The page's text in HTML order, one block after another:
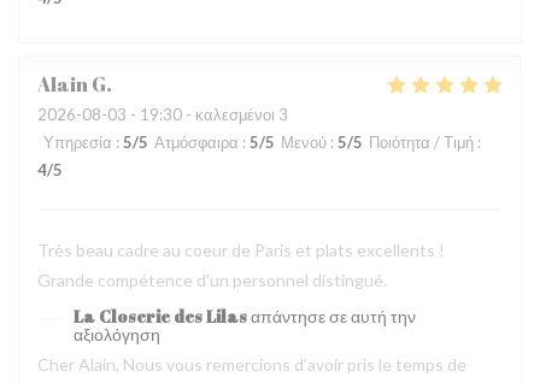
AlainG
2026-08-03 - 19:30 - καλεσμένοι 3
Υπηρεσία : 5/5 Ατμόσφαιρα : 5/5 Μενού : 5/5 Ποιότητα / Τιμή :
4/5
Très beau cadre au coeur de Paris et plats excellents !
Grande compétence d'un personnel distingué.
La Closerie des Lilasαπάντησε σε αυτή την
αξιολόγηση
Cher Alain, Nous vous remercions d’avoir pris le temps de